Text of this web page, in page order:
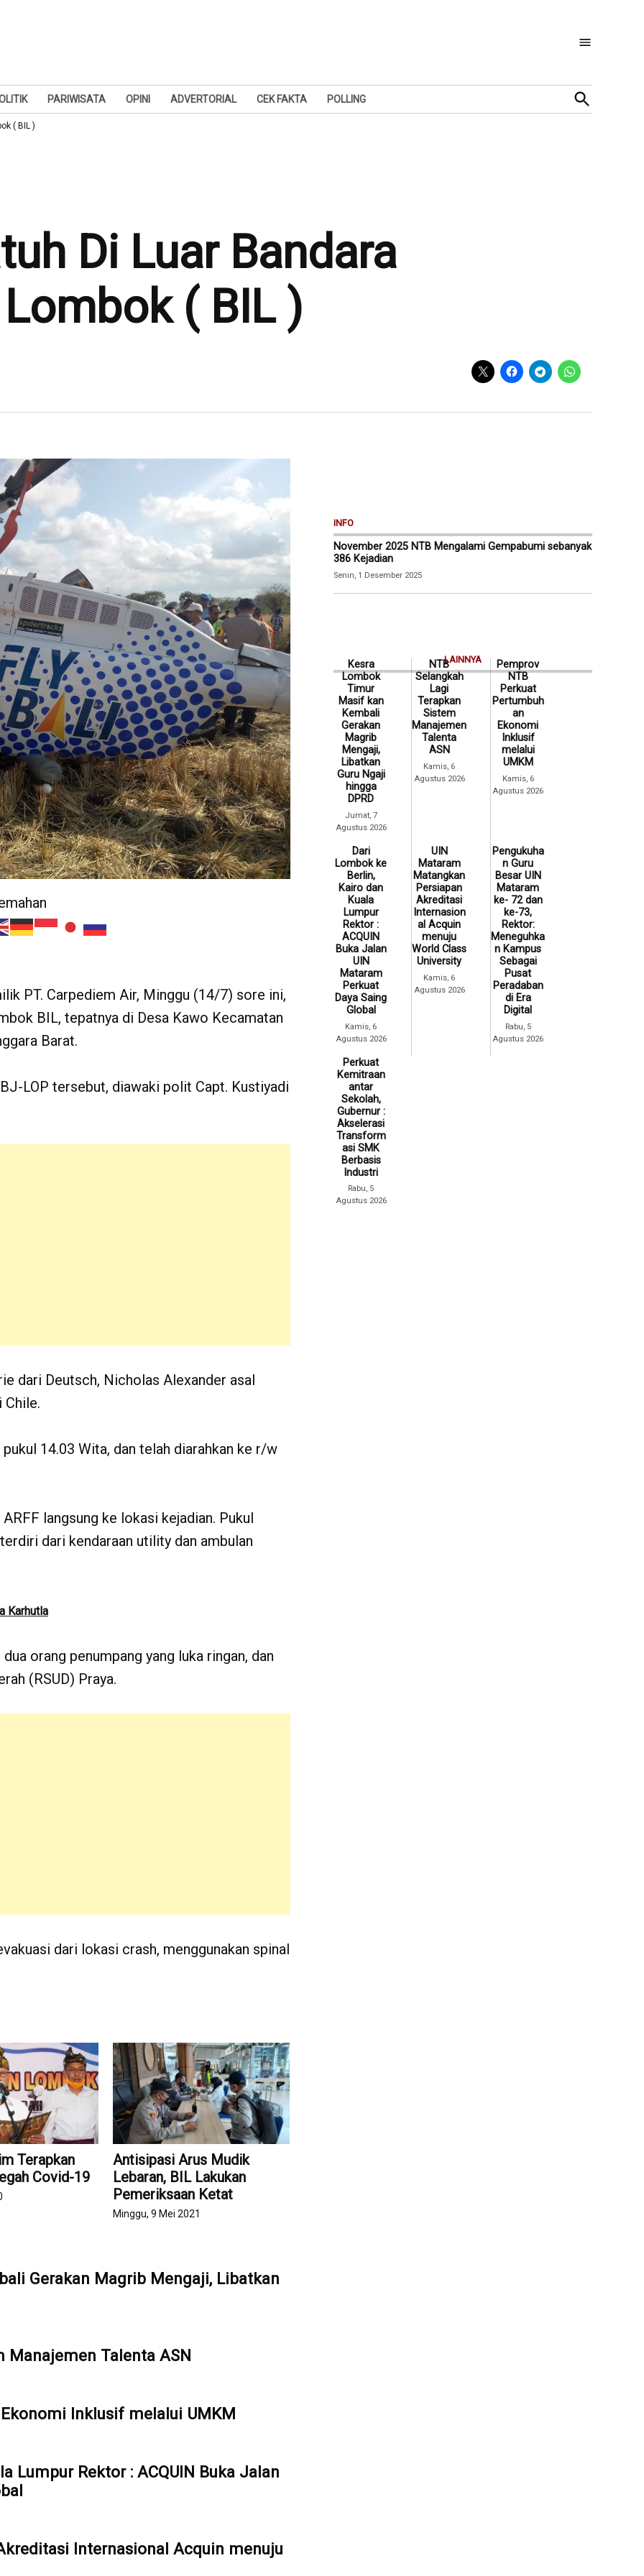
PARIWISATA OPINI ADVERTORIAL CEK FAKTA POLLING
Open
Search
( BIL )
Di Luar Bandara
( BIL )
PT. Carpediem Air, Minggu (14/7) sore ini,
BIL, tepatnya di Desa Kawo Kecamatan
Barat.
LOP tersebut, diawaki polit Capt. Kustiyadi
dari Deutsch, Nicholas Alexander asal
Chile.
14.03 Wita, dan telah diarahkan ke r/w
langsung ke lokasi kejadian. Pukul
dari kendaraan utility dan ambulan
Karhutla
orang penumpang yang luka ringan, dan
(RSUD) Praya.
dari lokasi crash, menggunakan spinal
Terapkan
Covid-19
Antisipasi Arus Mudik
Lebaran, BIL Lakukan
Pemeriksaan Ketat
Minggu, 9 Mei 2021
Gerakan Magrib Mengaji, Libatkan
Manajemen Talenta ASN
Inklusif melalui UMKM
Lumpur Rektor : ACQUIN Buka Jalan
Internasional Acquin menuju
INFO
November 2025 NTB Mengalami Gempabumi sebanyak
386 Kejadian
Senin, 1 Desember 2025
LAINNYA
Kesra
Lombok
Timur
Masif kan
Kembali
Gerakan
Magrib
Mengaji,
Libatkan
Guru Ngaji
hingga
DPRD
Jumat, 7
Agustus 2026
NTB
Selangkah
Lagi
Terapkan
Sistem
Manajemen
Talenta
ASN
Kamis, 6
Agustus 2026
Pemprov
NTB
Perkuat
Pertumbuh
an
Ekonomi
Inklusif
melalui
UMKM
Kamis, 6
Agustus 2026
Dari
Lombok ke
Berlin,
Kairo dan
Kuala
Lumpur
Rektor :
ACQUIN
Buka Jalan
UIN
Mataram
Perkuat
Daya Saing
Global
Kamis, 6
Agustus 2026
UIN
Mataram
Matangkan
Persiapan
Akreditasi
Internasion
al Acquin
menuju
World Class
University
Kamis, 6
Agustus 2026
Pengukuha
n Guru
Besar UIN
Mataram
ke- 72 dan
ke-73,
Rektor:
Meneguhka
n Kampus
Sebagai
Pusat
Peradaban
di Era
Digital
Rabu, 5
Agustus 2026
Perkuat
Kemitraan
antar
Sekolah,
Gubernur :
Akselerasi
Transform
asi SMK
Berbasis
Industri
Rabu, 5
Agustus 2026